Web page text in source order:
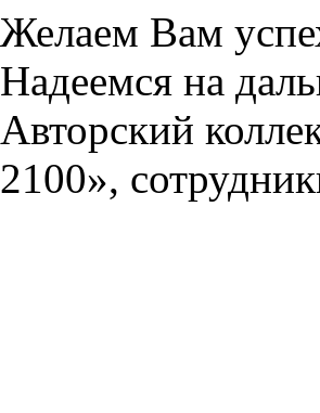
Желаем Вам
Надеемся на
Авторский
2100»,